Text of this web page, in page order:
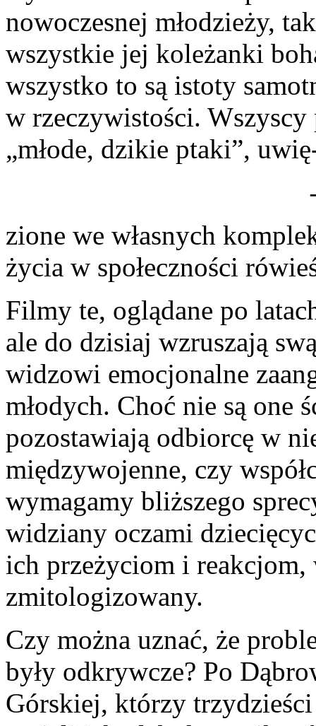
nowoczesnej młodzieży,
wszystkie jej koleżanki
wszystko to są istoty
w rzeczywistości. Wszyscy
„młode, dzikie ptaki”,
zione we własnych
życia w społeczności
Filmy te, oglądane po
ale do dzisiaj wzruszają
widzowi emocjonalne
młodych. Choć nie są one
pozostawiają odbiorcę w
międzywojenne, czy
wymagamy bliższego
widziany oczami
ich przeżyciom i
zmitologizowany.
Czy można uznać, że
były odkrywcze? Po
Górskiej, którzy